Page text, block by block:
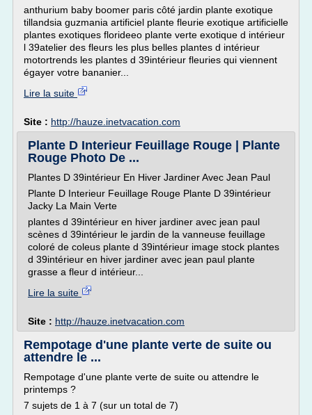
anthurium baby boomer paris côté jardin plante exotique
tillandsia guzmania artificiel plante fleurie exotique artificielle
plantes exotiques florideeo plante verte exotique d intérieur
l 39atelier des fleurs les plus belles plantes d intérieur
motortrends les plantes d 39intérieur fleuries qui viennent
égayer votre bananier...
Lire la suite
Site : http://hauze.inetvacation.com
Plante D Interieur Feuillage Rouge | Plante
Rouge Photo De ...
Plantes D 39intérieur En Hiver Jardiner Avec Jean Paul
Plante D Interieur Feuillage Rouge Plante D 39intérieur
Jacky La Main Verte
plantes d 39intérieur en hiver jardiner avec jean paul
scènes d 39intérieur le jardin de la vanneuse feuillage
coloré de coleus plante d 39intérieur image stock plantes
d 39intérieur en hiver jardiner avec jean paul plante
grasse a fleur d intérieur...
Lire la suite
Site : http://hauze.inetvacation.com
Rempotage d'une plante verte de suite ou
attendre le ...
Rempotage d'une plante verte de suite ou attendre le
printemps ?
7 sujets de 1 à 7 (sur un total de 7)